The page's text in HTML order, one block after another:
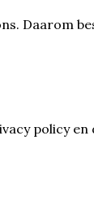
Daarom
policy